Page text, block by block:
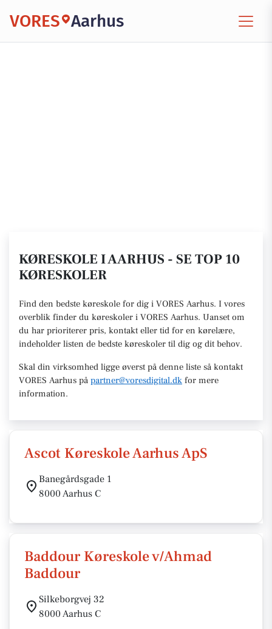
VORES Aarhus
KØRESKOLE I AARHUS - SE TOP 10
KØRESKOLER
Find den bedste køreskole for dig i VORES Aarhus. I vores
overblik finder du køreskoler i VORES Aarhus. Uanset om
du har prioriterer pris, kontakt eller tid for en kørelære,
indeholder listen de bedste køreskoler til dig og dit behov.
Skal din virksomhed ligge øverst på denne liste så kontakt
VORES Aarhus på partner@voresdigital.dk for mere
information.
Ascot Køreskole Aarhus ApS
Banegårdsgade 1
8000 Aarhus C
Baddour Køreskole v/Ahmad
Baddour
Silkeborgvej 32
8000 Aarhus C